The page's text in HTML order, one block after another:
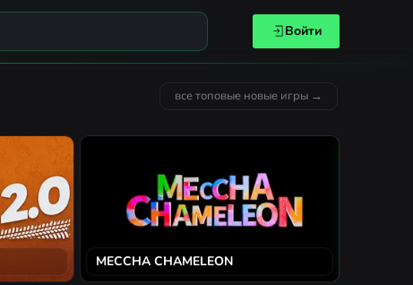
Войти
все топовые новые игры →
MECCHA CHAMELEON